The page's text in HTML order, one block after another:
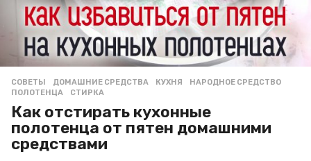
СОВЕТЫ ДОМАШНИЕ СРЕДСТВА ,КУХНЯ ,НАРОДНОЕ СРЕДСТВО
ПОЛОТЕНЦА
,СТИРКА
Как отстирать кухонные
полотенца от пятен домашними
средствами